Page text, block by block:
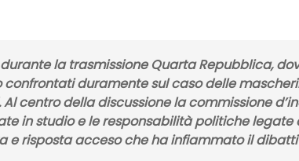
la trasmissione Quarta Repubblica,
confrontati duramente sul caso delle
Al centro della discussione la commissione
in studio e le responsabilità politiche legate
e risposta acceso che ha infiammato il